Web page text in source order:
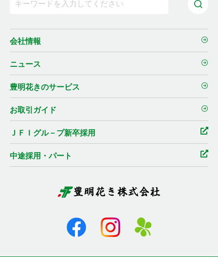
会社情報
ニュース
豊明花きのサービス
お取引ガイド
ＪＦＩグル－プ新卒採用
中途採用・パート